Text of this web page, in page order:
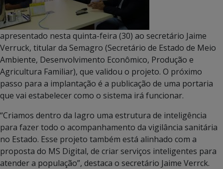
apresentado nesta quinta-feira (30) ao secretário Jaime
Verruck, titular da Semagro (Secretário de Estado de Meio
Ambiente, Desenvolvimento Econômico, Produção e
Agricultura Familiar), que validou o projeto. O próximo
passo para a implantação é a publicação de uma portaria
que vai estabelecer como o sistema irá funcionar.
“Criamos dentro da Iagro uma estrutura de inteligência
para fazer todo o acompanhamento da vigilância sanitária
no Estado. Esse projeto também está alinhado com a
proposta do MS Digital, de criar serviços inteligentes para
atender a população”, destaca o secretário Jaime Verrck.